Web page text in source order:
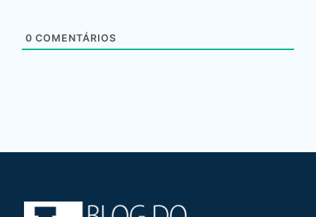
0 COMENTÁRIOS